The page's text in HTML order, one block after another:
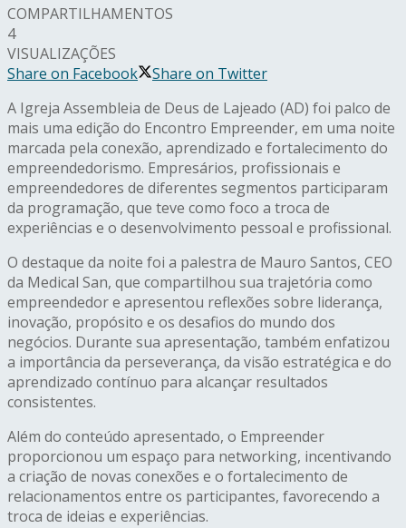
COMPARTILHAMENTOS
4
VISUALIZAÇÕES
Share on Facebook
Share on Twitter
A Igreja Assembleia de Deus de Lajeado (AD) foi palco de
mais uma edição do Encontro Empreender, em uma noite
marcada pela conexão, aprendizado e fortalecimento do
empreendedorismo. Empresários, profissionais e
empreendedores de diferentes segmentos participaram
da programação, que teve como foco a troca de
experiências e o desenvolvimento pessoal e profissional.
O destaque da noite foi a palestra de Mauro Santos, CEO
da Medical San, que compartilhou sua trajetória como
empreendedor e apresentou reflexões sobre liderança,
inovação, propósito e os desafios do mundo dos
negócios. Durante sua apresentação, também enfatizou
a importância da perseverança, da visão estratégica e do
aprendizado contínuo para alcançar resultados
consistentes.
Além do conteúdo apresentado, o Empreender
proporcionou um espaço para networking, incentivando
a criação de novas conexões e o fortalecimento de
relacionamentos entre os participantes, favorecendo a
troca de ideias e experiências.